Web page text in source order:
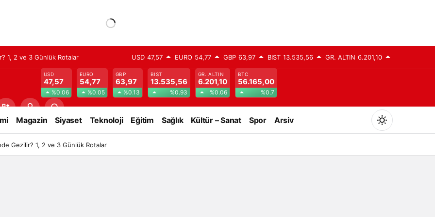
1, 2 ve 3 Günlük Rotalar USD 47,57 EURO 54,77 GBP 63,97 BIST 13.535,56 GR. ALTIN 6.201,10
USD
47,57
%0.06
EURO
54,77
%0.05
GBP
63,97
%0.13
BIST
13.535,56
%0.93
GR. ALTIN
6.201,10
%0.06
BTC
56.165,00
%0.7
Magazin Siyaset Teknoloji Eğitim Sağlık Kültür – Sanat Spor Arsiv
Mod
değiştir
Gezilir? 1, 2 ve 3 Günlük Rotalar